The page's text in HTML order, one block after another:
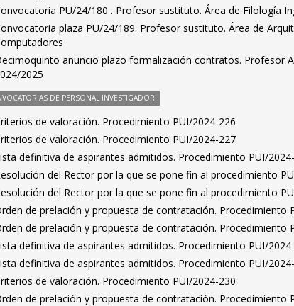
PU/24/180 . Profesor sustituto. Área de Filología
plaza PU/24/189. Profesor sustituto. Área de
anuncio plazo formalización contratos. Profesor
2025
DE PERSONAL INVESTIGADOR
de valoración. Procedimiento PUI/2024-226
de valoración. Procedimiento PUI/2024-227
definitiva de aspirantes admitidos. Procedimiento PUI/
del Rector por la que se pone fin al procedimiento
del Rector por la que se pone fin al procedimiento
de prelación y propuesta de contratación. Procedimiento
de prelación y propuesta de contratación. Procedimiento
definitiva de aspirantes admitidos. Procedimiento PUI/
definitiva de aspirantes admitidos. Procedimiento PUI/
de valoración. Procedimiento PUI/2024-230
de prelación y propuesta de contratación. Procedimiento